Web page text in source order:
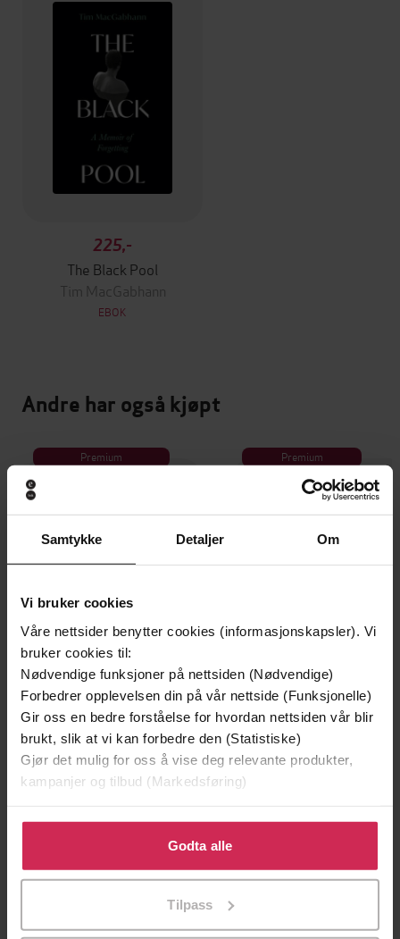
Samtykke Detaljer Om
Vi bruker cookies
Våre nettsider benytter cookies (informasjonskapsler). Vi
bruker cookies til:
Nødvendige funksjoner på nettsiden (Nødvendige)
Forbedrer opplevelsen din på vår nettside (Funksjonelle)
Gir oss en bedre forståelse for hvordan nettsiden vår blir
brukt, slik at vi kan forbedre den (Statistiske)
Gjør det mulig for oss å vise deg relevante produkter,
kampanjer og tilbud (Markedsføring)
Klikk på «Godta alle» for å gi oss ditt samtykke til å
bruke cookies for alle disse formålene. Du kan også
tilpasse ditt samtykke til spesifikke formål ved å klikke
Godta alle
Tilpass
225,-
The Black Pool
Tim MacGabhann
EBOK
Andre har også kjøpt
Premium
199,-
Minnesota
Jo Nesbø
EBOK
Premium
Første gang på tilbud
349,-
Utskudd
Jørn Lier Horst
Forfattere Tim MacGabhann(forfatter)